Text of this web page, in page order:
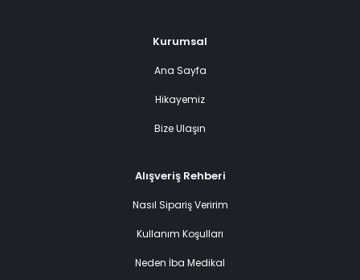
Kurumsal
Ana Sayfa
Hikayemiz
Bize Ulaşın
Alışveriş Rehberi
Nasıl Sipariş Veririm
Kullanım Koşulları
Neden İba Medikal